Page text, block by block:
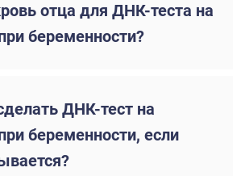
отца для ДНК-теста на
беременности?
ДНК-тест на
беременности, если